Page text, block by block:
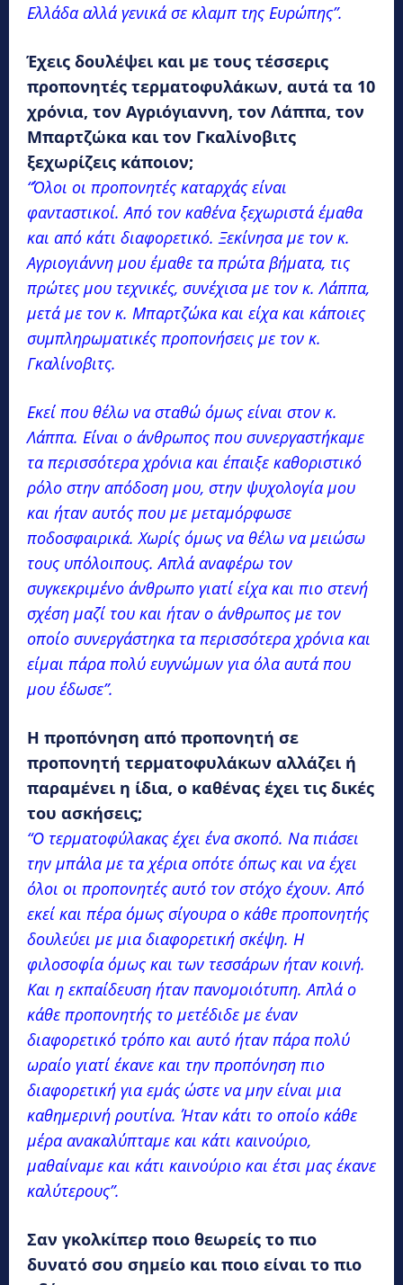
Ελλάδα αλλά γενικά σε κλαμπ της Ευρώπης”.
Έχεις δουλέψει και με τους τέσσερις
προπονητές τερματοφυλάκων, αυτά τα 10
χρόνια, τον Αγριόγιαννη, τον Λάππα, τον
Μπαρτζώκα και τον Γκαλίνοβιτς
ξεχωρίζεις κάποιον;
“Όλοι οι προπονητές καταρχάς είναι
φανταστικοί. Από τον καθένα ξεχωριστά έμαθα
και από κάτι διαφορετικό. Ξεκίνησα με τον κ.
Αγριογιάννη μου έμαθε τα πρώτα βήματα, τις
πρώτες μου τεχνικές, συνέχισα με τον κ. Λάππα,
μετά με τον κ. Μπαρτζώκα και είχα και κάποιες
συμπληρωματικές προπονήσεις με τον κ.
Γκαλίνοβιτς.
Εκεί που θέλω να σταθώ όμως είναι στον κ.
Λάππα. Είναι ο άνθρωπος που συνεργαστήκαμε
τα περισσότερα χρόνια και έπαιξε καθοριστικό
ρόλο στην απόδοση μου, στην ψυχολογία μου
και ήταν αυτός που με μεταμόρφωσε
ποδοσφαιρικά. Χωρίς όμως να θέλω να μειώσω
τους υπόλοιπους. Απλά αναφέρω τον
συγκεκριμένο άνθρωπο γιατί είχα και πιο στενή
σχέση μαζί του και ήταν ο άνθρωπος με τον
οποίο συνεργάστηκα τα περισσότερα χρόνια και
είμαι πάρα πολύ ευγνώμων για όλα αυτά που
μου έδωσε”.
Η προπόνηση από προπονητή σε
προπονητή τερματοφυλάκων αλλάζει ή
παραμένει η ίδια, ο καθένας έχει τις δικές
του ασκήσεις;
“Ο τερματοφύλακας έχει ένα σκοπό. Να πιάσει
την μπάλα με τα χέρια οπότε όπως και να έχει
όλοι οι προπονητές αυτό τον στόχο έχουν. Από
εκεί και πέρα όμως σίγουρα ο κάθε προπονητής
δουλεύει με μια διαφορετική σκέψη. Η
φιλοσοφία όμως και των τεσσάρων ήταν κοινή.
Και η εκπαίδευση ήταν πανομοιότυπη. Απλά ο
κάθε προπονητής το μετέδιδε με έναν
διαφορετικό τρόπο και αυτό ήταν πάρα πολύ
ωραίο γιατί έκανε και την προπόνηση πιο
διαφορετική για εμάς ώστε να μην είναι μια
καθημερινή ρουτίνα. Ήταν κάτι το οποίο κάθε
μέρα ανακαλύπταμε και κάτι καινούριο,
μαθαίναμε και κάτι καινούριο και έτσι μας έκανε
καλύτερους”.
Σαν γκολκίπερ ποιο θεωρείς το πιο
δυνατό σου σημείο και ποιο είναι το πιο